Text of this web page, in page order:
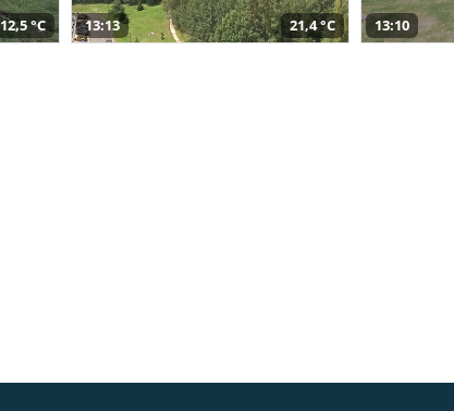
12,5 °C 13:13 21,4 °C 13:10